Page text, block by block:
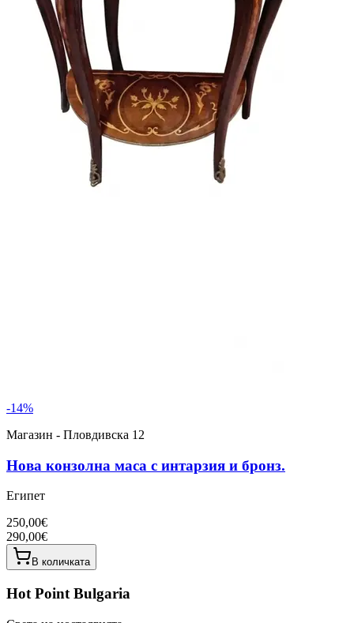
-14%
Магазин - Пловдивска 12
Нова конзолна маса с интарзия и бронз.
Египет
250,00€
290,00€
В количката
Hot Point Bulgaria